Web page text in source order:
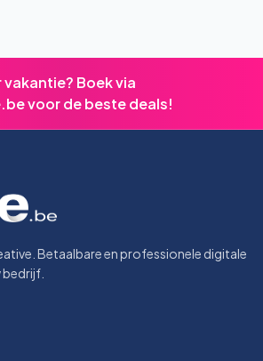
vakantie? Boek via
voor de beste deals!
Betaalbare en professionele digitale